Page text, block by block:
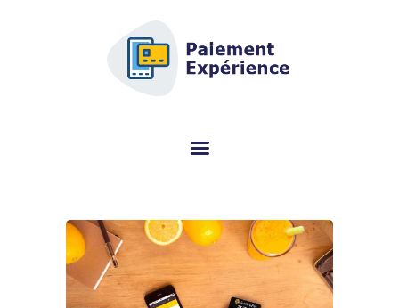
AFSCM.ORG - EINKAUFSFÜHRER
Suchen Sie Informationen zum Zahlungsterminal (TPE)? Mit diesem
speziellen Portal können Sie kostenlos das richtige Modell auswählen.
TERMINAL VERGLEICH
ÜBERPRÜFUNG
ÜBRIGENS